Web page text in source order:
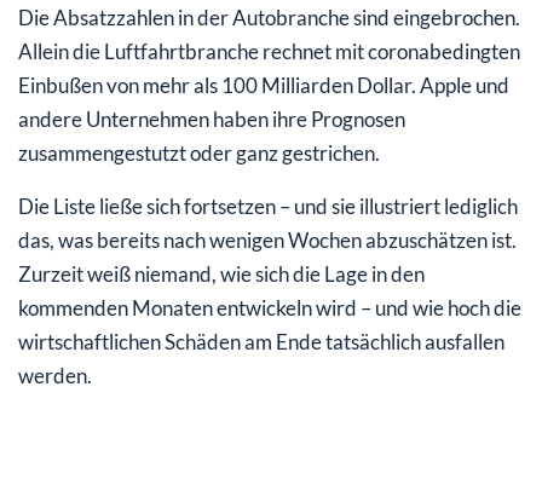
Die Absatzzahlen in der Autobranche sind eingebrochen.
Allein die Luftfahrtbranche rechnet mit coronabedingten
Einbußen von mehr als 100 Milliarden Dollar. Apple und
andere Unternehmen haben ihre Prognosen
zusammengestutzt oder ganz gestrichen.
Die Liste ließe sich fortsetzen – und sie illustriert lediglich
das, was bereits nach wenigen Wochen abzuschätzen ist.
Zurzeit weiß niemand, wie sich die Lage in den
kommenden Monaten entwickeln wird – und wie hoch die
wirtschaftlichen Schäden am Ende tatsächlich ausfallen
werden.